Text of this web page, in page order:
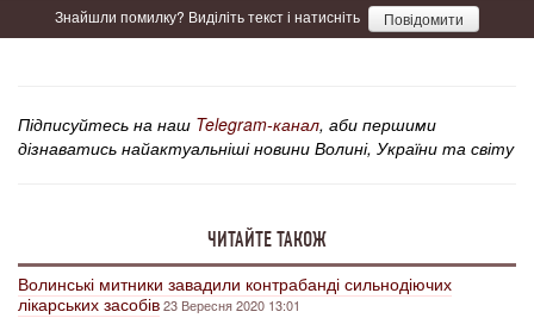
Знайшли помилку? Виділіть текст і натисніть Повідомити
Підписуйтесь на наш Telegram-канал, аби першими
дізнаватись найактуальніші новини Волині, України та світу
ЧИТАЙТЕ ТАКОЖ
Волинські митники завадили контрабанді сильнодіючих
лікарських засобів23 Вересня 2020 13:01